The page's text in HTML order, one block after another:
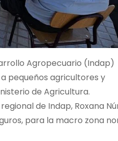
Agropecuario (Indap)
pequeños agricultores y
de Agricultura.
de Indap, Roxana
para la macro zona